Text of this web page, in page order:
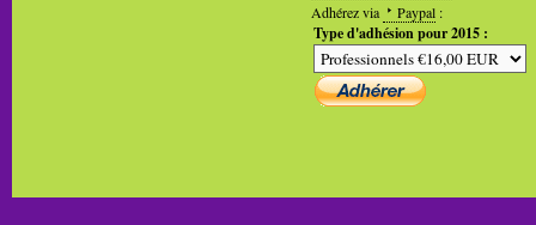
Adhérez via
Paypal :
Type d'adhésion pour 2015 :